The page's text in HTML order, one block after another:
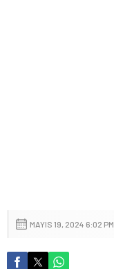
MAYIS 19, 2024 6:02 PM